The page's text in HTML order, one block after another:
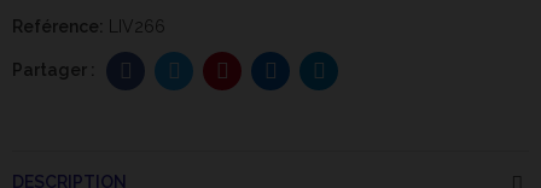
Reférence: LIV266
DESCRIPTION